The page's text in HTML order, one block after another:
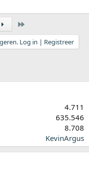
Log in | Registreer
4.711
635.546
8.708
KevinArgus